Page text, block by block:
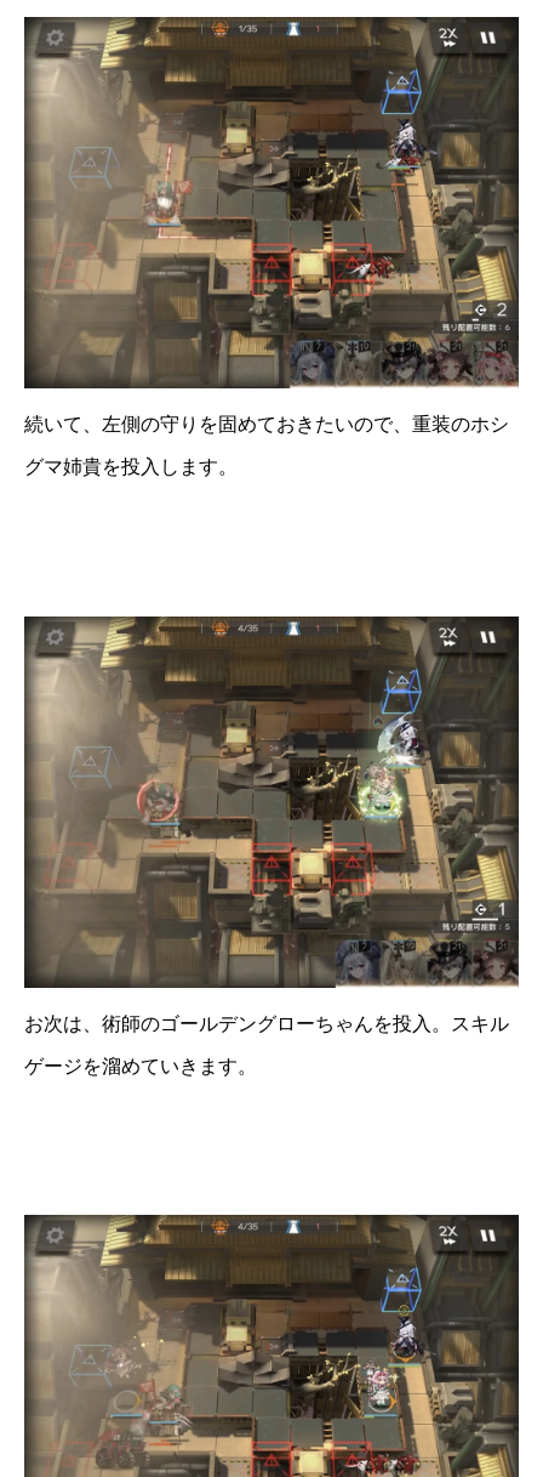
続いて、左側の守りを固めておきたいので、重装のホシ
グマ姉貴を投入します。
お次は、術師のゴールデングローちゃんを投入。スキル
ゲージを溜めていきます。